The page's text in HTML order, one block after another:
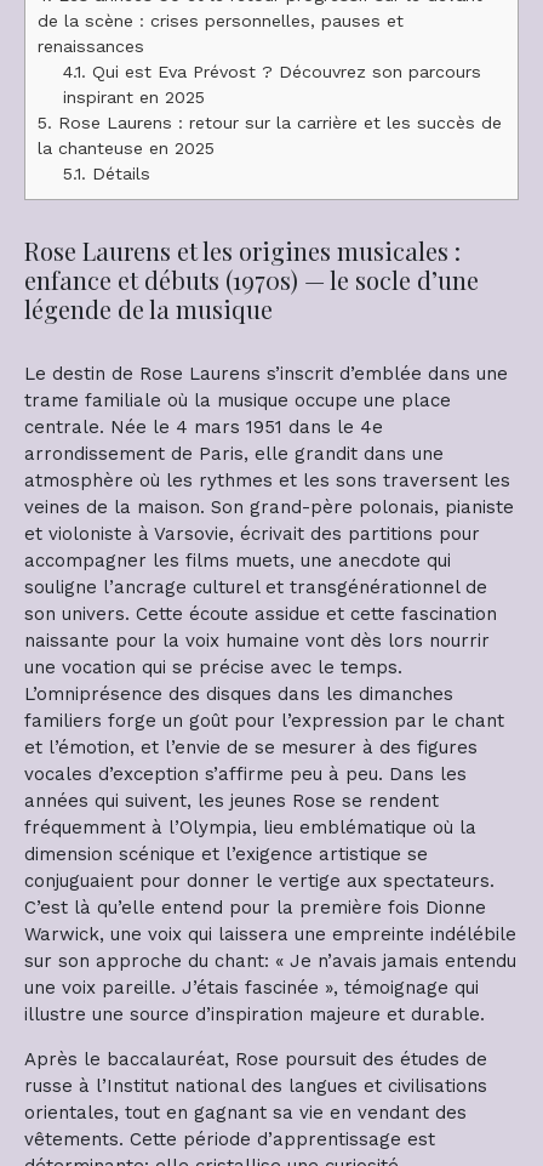
de la scène : crises personnelles, pauses et
renaissances
4.1. Qui est Eva Prévost ? Découvrez son parcours
inspirant en 2025
5. Rose Laurens : retour sur la carrière et les succès de
la chanteuse en 2025
5.1. Détails
Rose Laurens et les origines musicales :
enfance et débuts (1970s) — le socle d’une
légende de la musique
Le destin de Rose Laurens s’inscrit d’emblée dans une
trame familiale où la musique occupe une place
centrale. Née le 4 mars 1951 dans le 4e
arrondissement de Paris, elle grandit dans une
atmosphère où les rythmes et les sons traversent les
veines de la maison. Son grand-père polonais, pianiste
et violoniste à Varsovie, écrivait des partitions pour
accompagner les films muets, une anecdote qui
souligne l’ancrage culturel et transgénérationnel de
son univers. Cette écoute assidue et cette fascination
naissante pour la voix humaine vont dès lors nourrir
une vocation qui se précise avec le temps.
L’omniprésence des disques dans les dimanches
familiers forge un goût pour l’expression par le chant
et l’émotion, et l’envie de se mesurer à des figures
vocales d’exception s’affirme peu à peu. Dans les
années qui suivent, les jeunes Rose se rendent
fréquemment à l’Olympia, lieu emblématique où la
dimension scénique et l’exigence artistique se
conjuguaient pour donner le vertige aux spectateurs.
C’est là qu’elle entend pour la première fois Dionne
Warwick, une voix qui laissera une empreinte indélébile
sur son approche du chant: « Je n’avais jamais entendu
une voix pareille. J’étais fascinée », témoignage qui
illustre une source d’inspiration majeure et durable.
Après le baccalauréat, Rose poursuit des études de
russe à l’Institut national des langues et civilisations
orientales, tout en gagnant sa vie en vendant des
vêtements. Cette période d’apprentissage est